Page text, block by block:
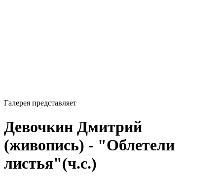
Галерея представляет
Девочкин Дмитрий
(живопись) - "Облетели
листья"(ч.с.)